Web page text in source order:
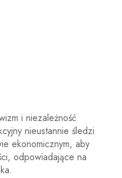
i niezależność
nieustannie śledzi
ekonomicznym, aby
odpowiadające na